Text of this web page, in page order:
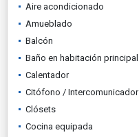
Aire acondicionado
Amueblado
Balcón
Baño en habitación principal
Calentador
Citófono / Intercomunicador
Clósets
Cocina equipada